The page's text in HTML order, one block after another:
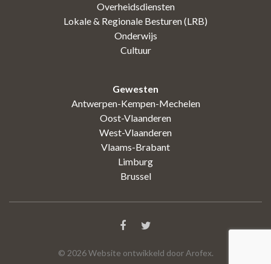
Overheidsdiensten
Lokale & Regionale Besturen (LRB)
Onderwijs
Cultuur
Gewesten
Antwerpen-Kempen-Mechelen
Oost-Vlaanderen
West-Vlaanderen
Vlaams-Brabant
Limburg
Brussel
© 2026Website ontwikkeld door Arofex.